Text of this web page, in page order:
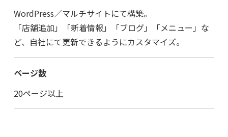
WordPress／マルチサイトにて構築。
「店舗追加」「新着情報」「ブログ」「メニュー」な
ど、自社にて更新できるようにカスタマイズ。
ページ数
20ページ以上